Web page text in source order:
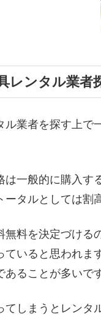
レンタル業
ル業者を探す上で
は一般的に購入す
ータルとしては割
無料を決定づける
ていると思われま
ることが多いで
てしまうとレンタ